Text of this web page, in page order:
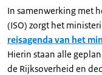
In samenwerking met
(ISO) zorgt het
reisagenda van het
Hierin staan alle
de Rijksoverheid en